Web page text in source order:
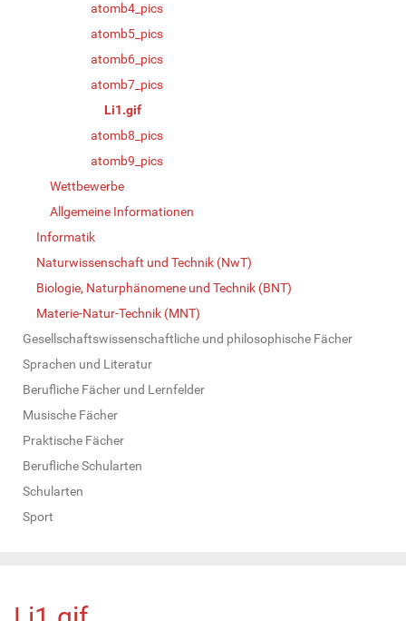
atomb4_pics
atomb5_pics
atomb6_pics
atomb7_pics
Li1.gif
atomb8_pics
atomb9_pics
Wettbewerbe
Allgemeine Informationen
Informatik
Naturwissenschaft und Technik (NwT)
Biologie, Naturphänomene und Technik (BNT)
Materie-Natur-Technik (MNT)
Gesellschaftswissenschaftliche und philosophische Fächer
Sprachen und Literatur
Berufliche Fächer und Lernfelder
Musische Fächer
Praktische Fächer
Berufliche Schularten
Schularten
Sport